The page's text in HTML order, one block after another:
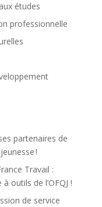
études
professionnelle
partenaires de
!
Travail :
outils de l’OFQJ !
de service